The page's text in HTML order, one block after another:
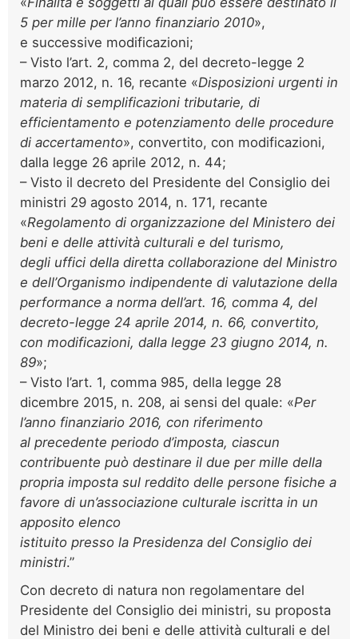
5 per mille per l’anno finanziario 2010»,
e successive modificazioni;
– Visto l’art. 2, comma 2, del decreto-legge 2
marzo 2012, n. 16, recante «Disposizioni urgenti in
materia di semplificazioni tributarie, di
efficientamento e potenziamento delle procedure
di accertamento», convertito, con modificazioni,
dalla legge 26 aprile 2012, n. 44;
– Visto il decreto del Presidente del Consiglio dei
ministri 29 agosto 2014, n. 171, recante
«Regolamento di organizzazione del Ministero dei
beni e delle attività culturali e del turismo,
degli uffici della diretta collaborazione del Ministro
e dell’Organismo indipendente di valutazione della
performance a norma dell’art. 16, comma 4, del
decreto-legge 24 aprile 2014, n. 66, convertito,
con modificazioni, dalla legge 23 giugno 2014, n.
89»;
– Visto l’art. 1, comma 985, della legge 28
dicembre 2015, n. 208, ai sensi del quale: «Per
l’anno finanziario 2016, con riferimento
al precedente periodo d’imposta, ciascun
contribuente può destinare il due per mille della
propria imposta sul reddito delle persone fisiche a
favore di un’associazione culturale iscritta in un
apposito elenco
istituito presso la Presidenza del Consiglio dei
ministri.”
Con decreto di natura non regolamentare del
Presidente del Consiglio dei ministri, su proposta
del Ministro dei beni e delle attività culturali e del